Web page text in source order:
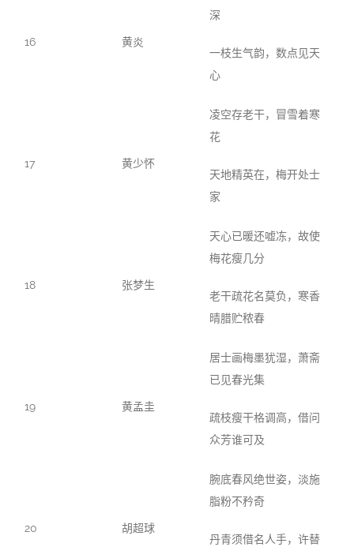
16 黄炎
深
一枝生气韵，数点见天
心
17 黄少怀
凌空存老干，冒雪着寒
花
天地精英在，梅开处士
家
18 张梦生
天心已暖还嘘冻，故使
梅花瘦几分
老干疏花名莫负，寒香
晴腊贮秾春
19 黄孟圭
居士画梅墨犹湿，萧斋
已见春光集
疏枝瘦干格调高，借问
众芳谁可及
20 胡超球
腕底春风绝世姿，淡施
脂粉不矜奇
丹青须借名人手，许替